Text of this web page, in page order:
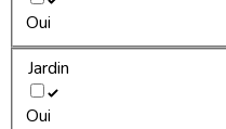
Oui
Jardin
Oui